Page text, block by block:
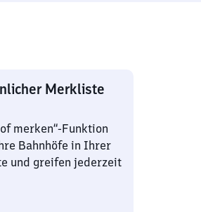
Merkliste
merken“-Funktion
Bahnhöfe in Ihrer
und greifen jederzeit